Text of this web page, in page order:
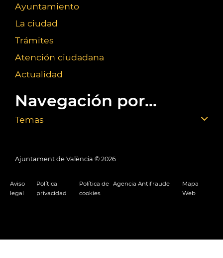
Ayuntamiento
La ciudad
Trámites
Atención ciudadana
Actualidad
Navegación por...
Temas
Ajuntament de València © 2026
Aviso
legal
Política
privacidad
Política de
cookies
Agencia Antifraude
Mapa
Web